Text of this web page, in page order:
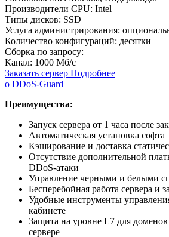
Производители CPU: Intel
Типы дисков: SSD
Услуга администрирования:
Количество конфигураций: десятки
Сборка по запросу:
Канал: 1000 Мб/с
Заказать сервер Подробнее
о DDoS-Guard
Преимущества:
Запуск сервера от 1 часа после
Автоматическая установка софта
Кэширование и доставка
Отсутствие дополнительной
DDoS-атаки
Управление черными и белыми
Бесперебойная работа сервера и
Удобные инструменты
кабинете
Защита на уровне L7 для
сервере